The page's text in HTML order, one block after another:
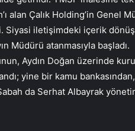
alan Çalık Holding’in Genel
Siyasi iletişimdeki içerik
Müdürü atanmasıyla başladı.
Aydın Doğan üzerinde
yine bir kamu
da Serhat Albayrak